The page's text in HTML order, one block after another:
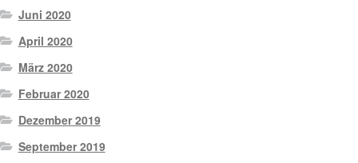
Juni 2020
April 2020
März 2020
Februar 2020
Dezember 2019
September 2019